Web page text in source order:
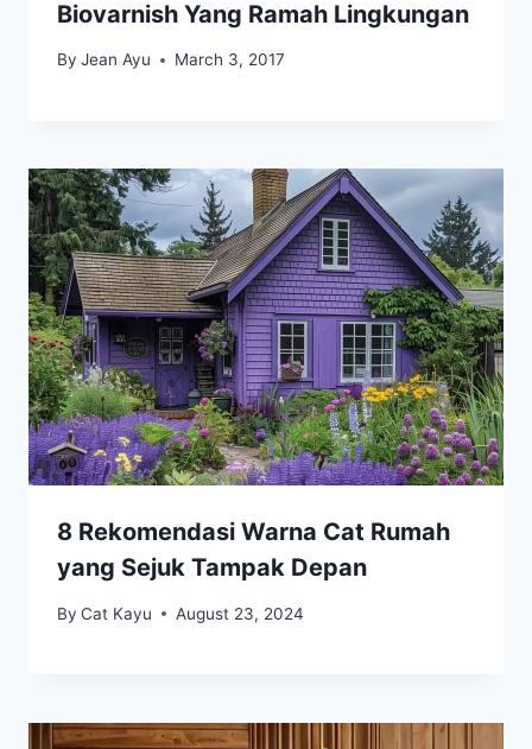
Biovarnish Yang Ramah Lingkungan
By Jean Ayu March 3, 2017
8 Rekomendasi Warna Cat Rumah
yang Sejuk Tampak Depan
By Cat Kayu August 23, 2024